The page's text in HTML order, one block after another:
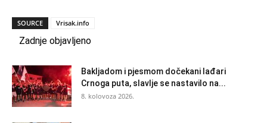
SOURCE Vrisak.info
Zadnje objavljeno
Bakljadom i pjesmom dočekani lađari
Crnoga puta, slavlje se nastavilo na...
8. kolovoza 2026.